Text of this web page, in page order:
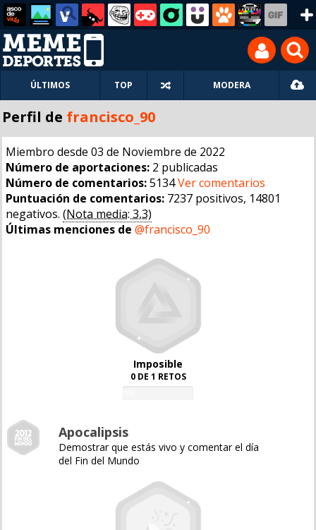
ÚLTIMOS TOP MODERA
Perfil de francisco_90
Miembro desde 03 de Noviembre de 2022
Número de aportaciones: 2 publicadas
Número de comentarios:5134Ver comentarios
Puntuación de comentarios: 7237 positivos, 14801
negativos. (Nota media: 3,3)
Últimas menciones de @francisco_90
Imposible
0 DE 1 RETOS
Apocalipsis
Demostrar que estás vivo y comentar el día
del Fin del Mundo